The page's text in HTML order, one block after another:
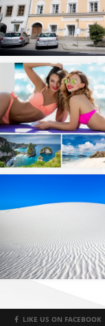
LIKE US ON FACEBOOK